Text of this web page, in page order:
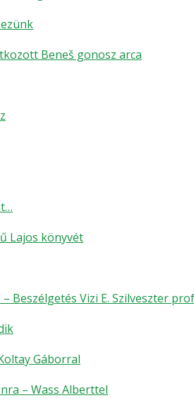
Beneš gonosz arca
Lajos könyvét
Beszélgetés Vizi E. Szilveszter
Gáborral
– Wass Alberttel